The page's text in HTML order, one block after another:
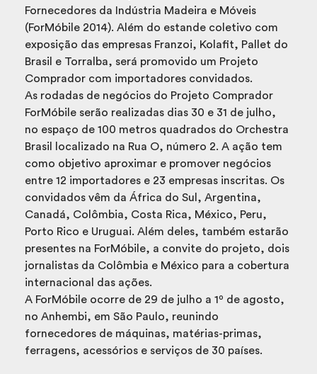
Fornecedores da Indústria Madeira e Móveis
(ForMóbile 2014). Além do estande coletivo com
exposição das empresas Franzoi, Kolafit, Pallet do
Brasil e Torralba, será promovido um Projeto
Comprador com importadores convidados.
As rodadas de negócios do Projeto Comprador
ForMóbile serão realizadas dias 30 e 31 de julho,
no espaço de 100 metros quadrados do Orchestra
Brasil localizado na Rua O, número 2. A ação tem
como objetivo aproximar e promover negócios
entre 12 importadores e 23 empresas inscritas. Os
convidados vêm da África do Sul, Argentina,
Canadá, Colômbia, Costa Rica, México, Peru,
Porto Rico e Uruguai. Além deles, também estarão
presentes na ForMóbile, a convite do projeto, dois
jornalistas da Colômbia e México para a cobertura
internacional das ações.
A ForMóbile ocorre de 29 de julho a 1º de agosto,
no Anhembi, em São Paulo, reunindo
fornecedores de máquinas, matérias-primas,
ferragens, acessórios e serviços de 30 países.